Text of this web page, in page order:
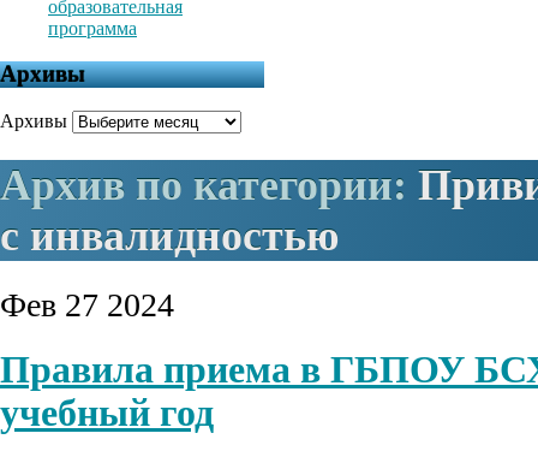
образовательная
программа
Архивы
Архивы
Архив по категории:
с инвалидностью
Фев 27 2024
Правила приема в ГБПОУ
учебный год